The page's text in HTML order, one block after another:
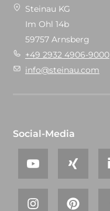
Steinau KG
Im Ohl 14b
59757 Arnsberg
+49 2932 4906-9000
info@steinau.com
Social-Media